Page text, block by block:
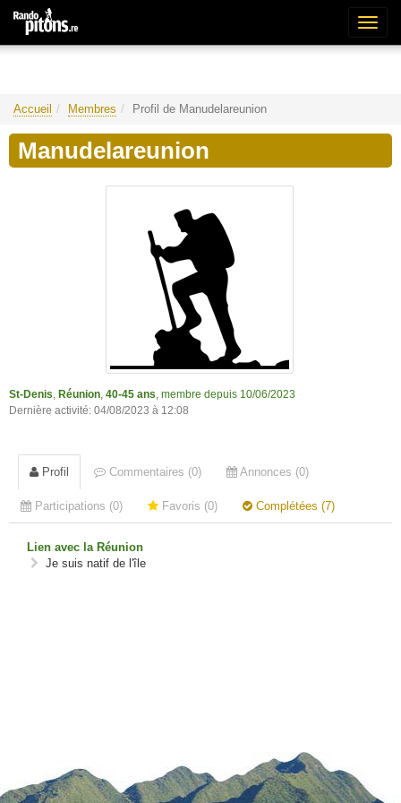
Accueil Membres Profil de Manudelareunion
Manudelareunion
St-Denis Réunion 40-45 ans , membre depuis 10/06/2023
Dernière activité: 04/08/2023 à 12:08
Profil Commentaires (0) Annonces (0)
Participations (0) Favoris (0) Complétées (7)
Lien avec la Réunion
Je suis natif de l'île